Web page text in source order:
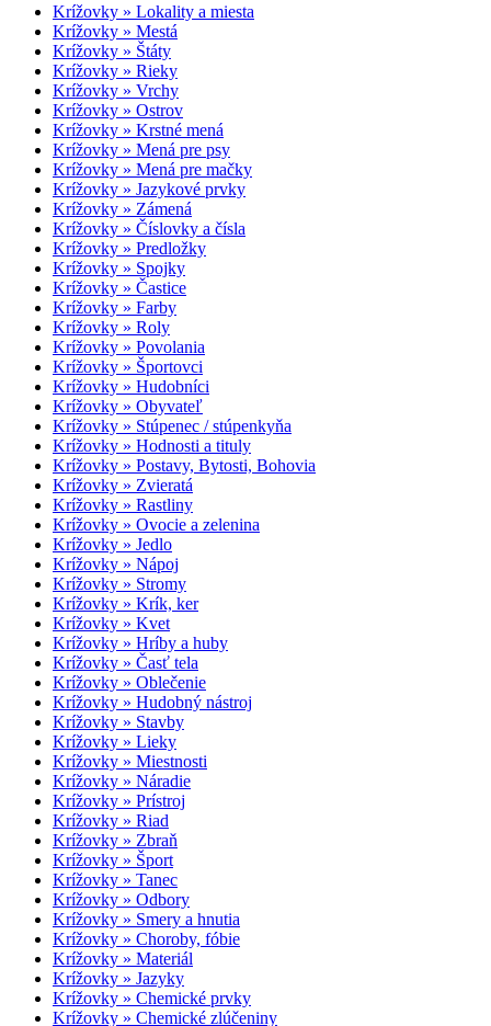
Krížovky » Lokality a miesta
Krížovky » Mestá
Krížovky » Štáty
Krížovky » Rieky
Krížovky » Vrchy
Krížovky » Ostrov
Krížovky » Krstné mená
Krížovky » Mená pre psy
Krížovky » Mená pre mačky
Krížovky » Jazykové prvky
Krížovky » Zámená
Krížovky » Číslovky a čísla
Krížovky » Predložky
Krížovky » Spojky
Krížovky » Častice
Krížovky » Farby
Krížovky » Roly
Krížovky » Povolania
Krížovky » Športovci
Krížovky » Hudobníci
Krížovky » Obyvateľ
Krížovky » Stúpenec / stúpenkyňa
Krížovky » Hodnosti a tituly
Krížovky » Postavy, Bytosti, Bohovia
Krížovky » Zvieratá
Krížovky » Rastliny
Krížovky » Ovocie a zelenina
Krížovky » Jedlo
Krížovky » Nápoj
Krížovky » Stromy
Krížovky » Krík, ker
Krížovky » Kvet
Krížovky » Hríby a huby
Krížovky » Časť tela
Krížovky » Oblečenie
Krížovky » Hudobný nástroj
Krížovky » Stavby
Krížovky » Lieky
Krížovky » Miestnosti
Krížovky » Náradie
Krížovky » Prístroj
Krížovky » Riad
Krížovky » Zbraň
Krížovky » Šport
Krížovky » Tanec
Krížovky » Odbory
Krížovky » Smery a hnutia
Krížovky » Choroby, fóbie
Krížovky » Materiál
Krížovky » Jazyky
Krížovky » Chemické prvky
Krížovky » Chemické zlúčeniny